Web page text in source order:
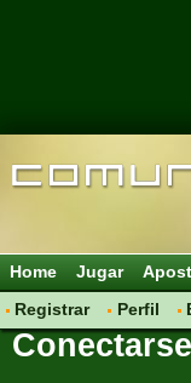
Home Jugar
Registrar
Perfil
Conectarse